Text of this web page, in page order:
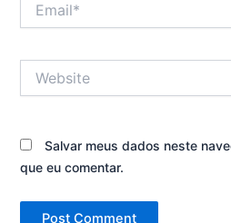
Salvar meus dados neste
que eu comentar.